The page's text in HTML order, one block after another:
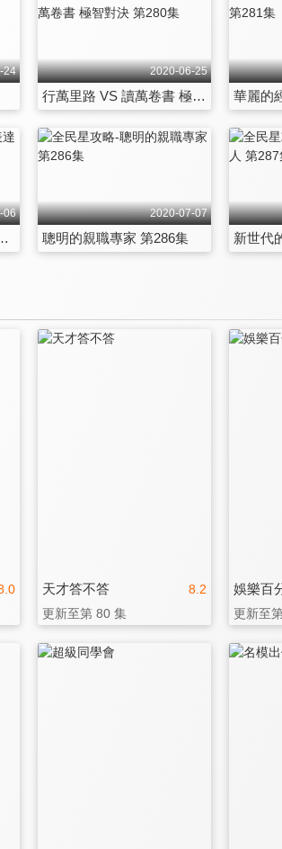
24 2020-06-25
行萬里路 VS 讀萬卷書 極智對決 第280集 華麗的
06
專家 第285集
2020-07-07
聰明的親職專家 第286集 新世代
8.2
天才答不答
更新至第 80 集
娛樂百
更新至